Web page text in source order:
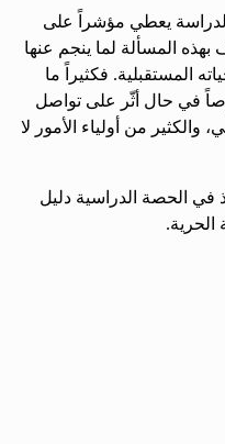
الدراسة يعطي مؤشراً على
المسألة لما ينجم عنها
المستقبلية. فكثيراً ما
في حال أثّر على تواصل
والكثير من أولياء الأمور لا
الحصة الدراسية دليل